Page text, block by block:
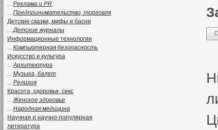
... Реклама и PR
... Предпринимательство, торговля
Детские сказки, мифы и басни
...Детские журналы
Информационные технологии
... Компьютерная безопасность
Искусство и культура
...Архитектура
... Музыка, балет
... Религия
Красота, здоровье, секс
...Женское здоровье
... Народная медицина
Научная и научно-популярная
литература